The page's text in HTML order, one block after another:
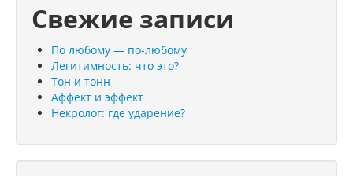
Свежие записи
По любому — по-любому
Легитимность: что это?
Тон и тонн
Аффект и эффект
Некролог: где ударение?